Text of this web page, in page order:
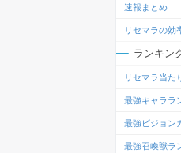
速報まとめ
リセマラの効
ランキン
リセマラ当た
最強キャララ
最強ビジョン
最強召喚獣ラ